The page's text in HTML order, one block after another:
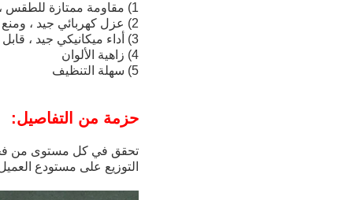
1) مقاومة ممتازة للطقس ، يمكن استخدامها للداخلية والخارجية
2) عزل كهربائي جيد ، ومنع أضرار التسرب الكهربائي
3) أداء ميكانيكي جيد ، قابل للطباعة وقابل للقص
4) زاهية الألوان
5) سهلة التنظيف
حزمة من التفاصيل:
تحقق في كل مستوى من
التوزيع على مستودع